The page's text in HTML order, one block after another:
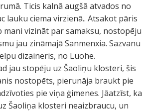
Ticis kalnā augšā atvados no
lauku ciema virzienā.. Atsakot pāris
mani vizināt par samaksu, nostopēju
jau zināmajā Sanmenxia. Sazvanu
dizaineris, no Luohe.
jau stopēju uz Šaoliņu klosteri, šis
nostopēts, pierunāja braukt pie
pie viņa ģimenes. Jāatzīst, ka
Šaoliņa klosteri neaizbraucu, un